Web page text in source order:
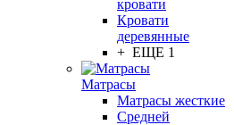
кровати
Кровати
деревянные
+ ЕЩЕ 1
Матрасы
Матрасы жесткие
Средней